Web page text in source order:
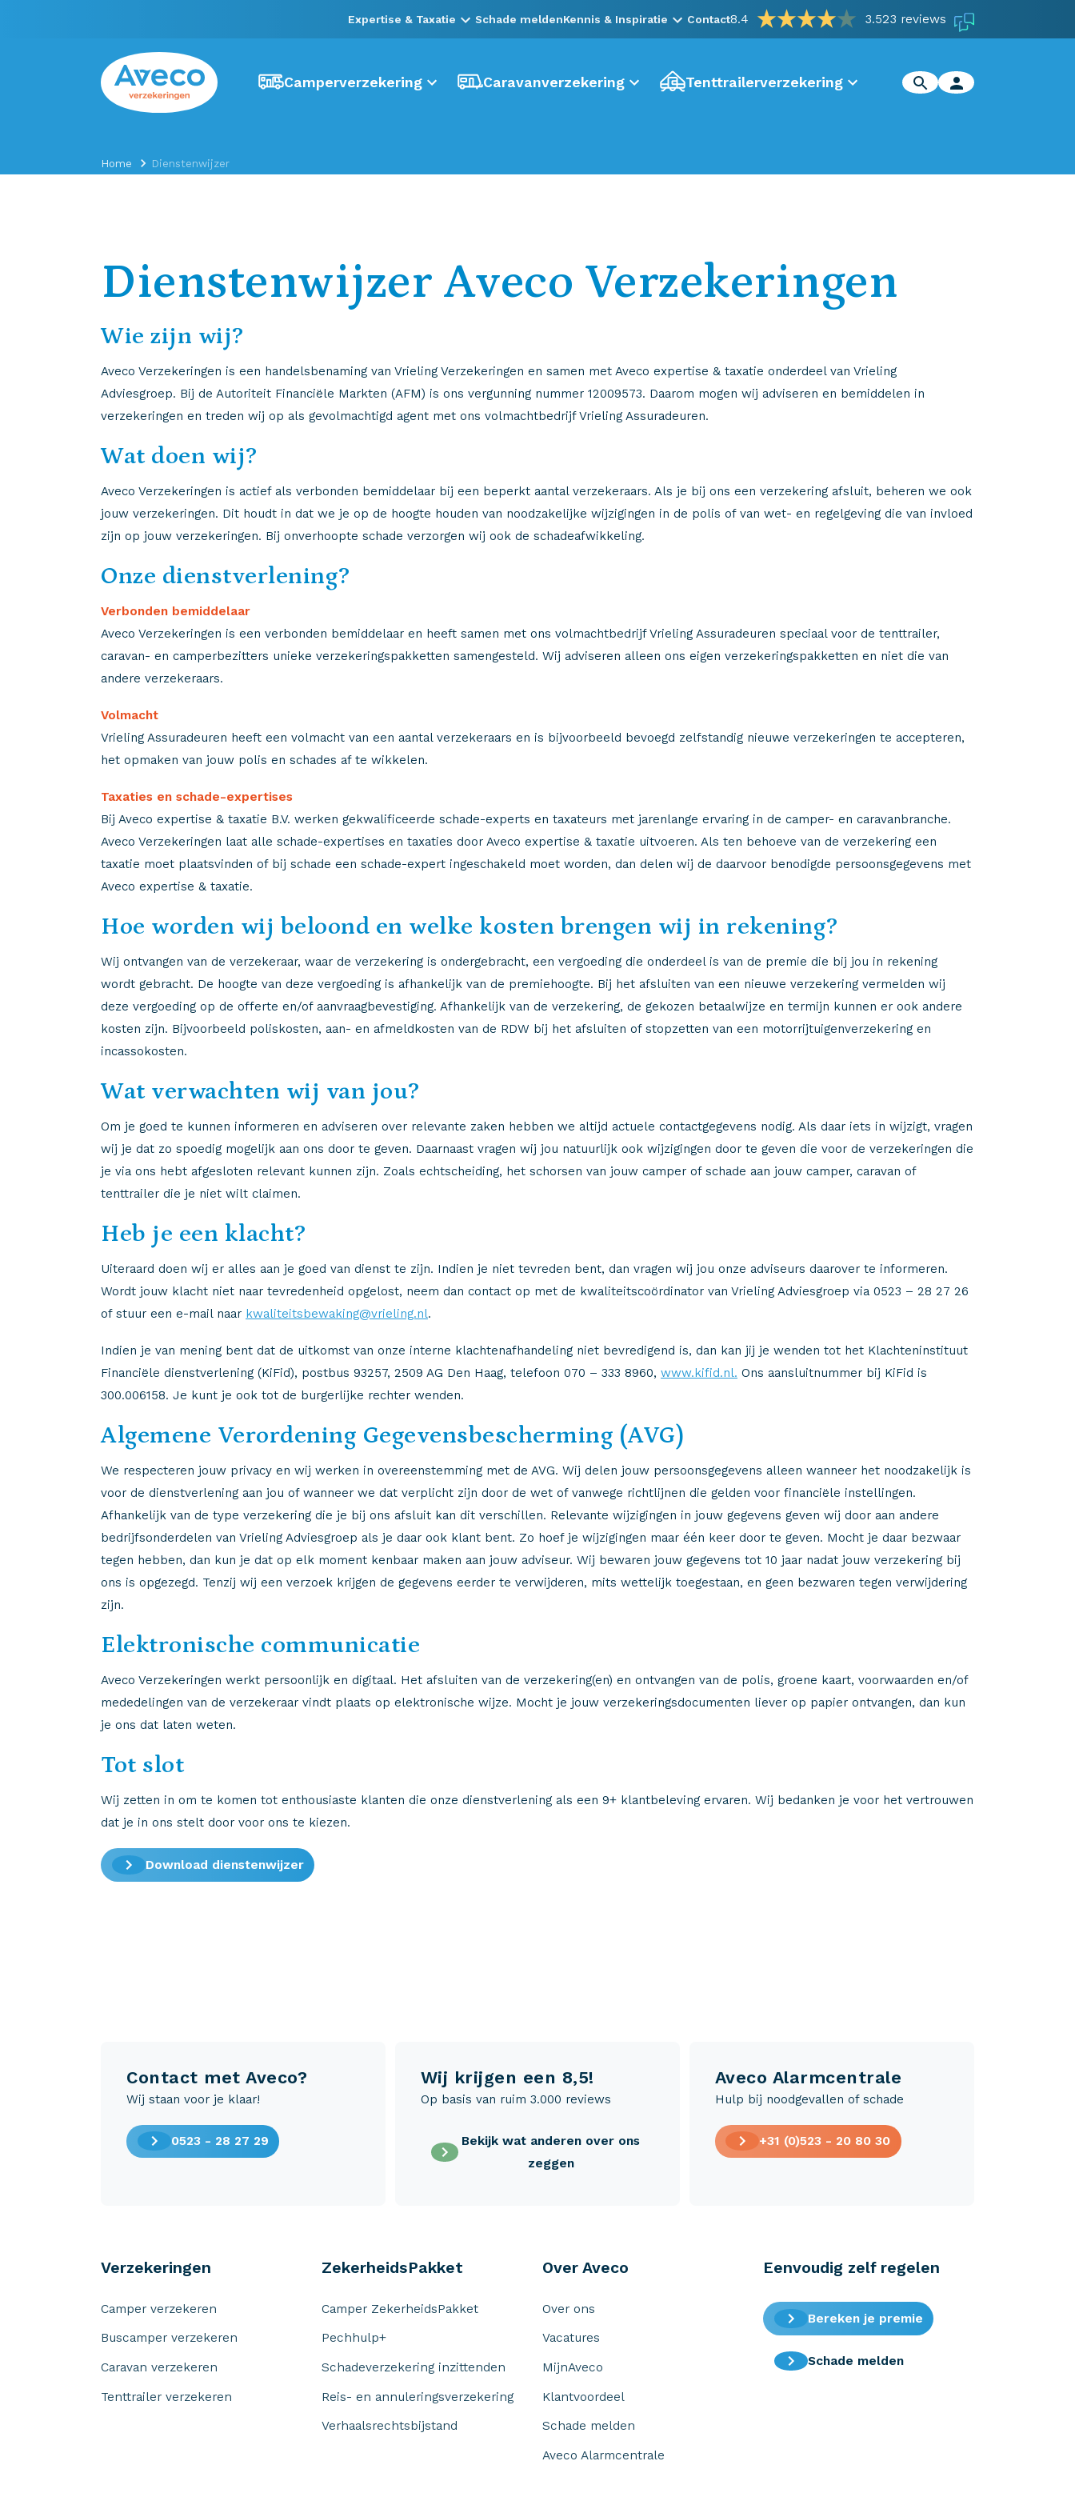
Expertise & Taxatie Schade meldenKennis & Inspiratie Contact8.4 3.523 reviews
Camperverzekering Caravanverzekering Tenttrailerverzekering
Home Dienstenwijzer
Dienstenwijzer Aveco Verzekeringen
Wie zijn wij?
Aveco Verzekeringen is een handelsbenaming van Vrieling Verzekeringen en samen met Aveco expertise & taxatie onderdeel van Vrieling
Adviesgroep. Bij de Autoriteit Financiële Markten (AFM) is ons vergunning nummer 12009573. Daarom mogen wij adviseren en bemiddelen in
verzekeringen en treden wij op als gevolmachtigd agent met ons volmachtbedrijf Vrieling Assuradeuren.
Wat doen wij?
Aveco Verzekeringen is actief als verbonden bemiddelaar bij een beperkt aantal verzekeraars. Als je bij ons een verzekering afsluit, beheren we ook
jouw verzekeringen. Dit houdt in dat we je op de hoogte houden van noodzakelijke wijzigingen in de polis of van wet- en regelgeving die van invloed
zijn op jouw verzekeringen. Bij onverhoopte schade verzorgen wij ook de schadeafwikkeling.
Onze dienstverlening?
Verbonden bemiddelaar
Aveco Verzekeringen is een verbonden bemiddelaar en heeft samen met ons volmachtbedrijf Vrieling Assuradeuren speciaal voor de tenttrailer,
caravan- en camperbezitters unieke verzekeringspakketten samengesteld. Wij adviseren alleen ons eigen verzekeringspakketten en niet die van
andere verzekeraars.
Volmacht
Vrieling Assuradeuren heeft een volmacht van een aantal verzekeraars en is bijvoorbeeld bevoegd zelfstandig nieuwe verzekeringen te accepteren,
het opmaken van jouw polis en schades af te wikkelen.
Taxaties en schade-expertises
Bij Aveco expertise & taxatie B.V. werken gekwalificeerde schade-experts en taxateurs met jarenlange ervaring in de camper- en caravanbranche.
Aveco Verzekeringen laat alle schade-expertises en taxaties door Aveco expertise & taxatie uitvoeren. Als ten behoeve van de verzekering een
taxatie moet plaatsvinden of bij schade een schade-expert ingeschakeld moet worden, dan delen wij de daarvoor benodigde persoonsgegevens met
Aveco expertise & taxatie.
Hoe worden wij beloond en welke kosten brengen wij in rekening?
Wij ontvangen van de verzekeraar, waar de verzekering is ondergebracht, een vergoeding die onderdeel is van de premie die bij jou in rekening
wordt gebracht. De hoogte van deze vergoeding is afhankelijk van de premiehoogte. Bij het afsluiten van een nieuwe verzekering vermelden wij
deze vergoeding op de offerte en/of aanvraagbevestiging. Afhankelijk van de verzekering, de gekozen betaalwijze en termijn kunnen er ook andere
kosten zijn. Bijvoorbeeld poliskosten, aan- en afmeldkosten van de RDW bij het afsluiten of stopzetten van een motorrijtuigenverzekering en
incassokosten.
Wat verwachten wij van jou?
Om je goed te kunnen informeren en adviseren over relevante zaken hebben we altijd actuele contactgegevens nodig. Als daar iets in wijzigt, vragen
wij je dat zo spoedig mogelijk aan ons door te geven. Daarnaast vragen wij jou natuurlijk ook wijzigingen door te geven die voor de verzekeringen die
je via ons hebt afgesloten relevant kunnen zijn. Zoals echtscheiding, het schorsen van jouw camper of schade aan jouw camper, caravan of
tenttrailer die je niet wilt claimen.
Heb je een klacht?
Uiteraard doen wij er alles aan je goed van dienst te zijn. Indien je niet tevreden bent, dan vragen wij jou onze adviseurs daarover te informeren.
Wordt jouw klacht niet naar tevredenheid opgelost, neem dan contact op met de kwaliteitscoördinator van Vrieling Adviesgroep via 0523 – 28 27 26
of stuur een e-mail naar kwaliteitsbewaking@vrieling.nl.
Indien je van mening bent dat de uitkomst van onze interne klachtenafhandeling niet bevredigend is, dan kan jij je wenden tot het Klachteninstituut
Financiële dienstverlening (KiFid), postbus 93257, 2509 AG Den Haag, telefoon 070 – 333 8960, www.kifid.nl. Ons aansluitnummer bij KiFid is
300.006158. Je kunt je ook tot de burgerlijke rechter wenden.
Algemene Verordening Gegevensbescherming (AVG)
We respecteren jouw privacy en wij werken in overeenstemming met de AVG. Wij delen jouw persoonsgegevens alleen wanneer het noodzakelijk is
voor de dienstverlening aan jou of wanneer we dat verplicht zijn door de wet of vanwege richtlijnen die gelden voor financiële instellingen.
Afhankelijk van de type verzekering die je bij ons afsluit kan dit verschillen. Relevante wijzigingen in jouw gegevens geven wij door aan andere
bedrijfsonderdelen van Vrieling Adviesgroep als je daar ook klant bent. Zo hoef je wijzigingen maar één keer door te geven. Mocht je daar bezwaar
tegen hebben, dan kun je dat op elk moment kenbaar maken aan jouw adviseur. Wij bewaren jouw gegevens tot 10 jaar nadat jouw verzekering bij
ons is opgezegd. Tenzij wij een verzoek krijgen de gegevens eerder te verwijderen, mits wettelijk toegestaan, en geen bezwaren tegen verwijdering
zijn.
Elektronische communicatie
Aveco Verzekeringen werkt persoonlijk en digitaal. Het afsluiten van de verzekering(en) en ontvangen van de polis, groene kaart, voorwaarden en/of
mededelingen van de verzekeraar vindt plaats op elektronische wijze. Mocht je jouw verzekeringsdocumenten liever op papier ontvangen, dan kun
je ons dat laten weten.
Tot slot
Wij zetten in om te komen tot enthousiaste klanten die onze dienstverlening als een 9+ klantbeleving ervaren. Wij bedanken je voor het vertrouwen
dat je in ons stelt door voor ons te kiezen.
Download dienstenwijzer
Contact met Aveco?
Wij staan voor je klaar!
0523 - 28 27 29
Wij krijgen een 8,5!
Op basis van ruim 3.000 reviews
Bekijk wat anderen over ons
zeggen
Aveco Alarmcentrale
Hulp bij noodgevallen of schade
+31 (0)523 - 20 80 30
Verzekeringen
Camper verzekeren
Buscamper verzekeren
Caravan verzekeren
Tenttrailer verzekeren
ZekerheidsPakket
Camper ZekerheidsPakket
Pechhulp+
Schadeverzekering inzittenden
Reis- en annuleringsverzekering
Verhaalsrechtsbijstand
Over Aveco
Over ons
Vacatures
MijnAveco
Klantvoordeel
Schade melden
Aveco Alarmcentrale
Eenvoudig zelf regelen
Bereken je premie
Schade melden